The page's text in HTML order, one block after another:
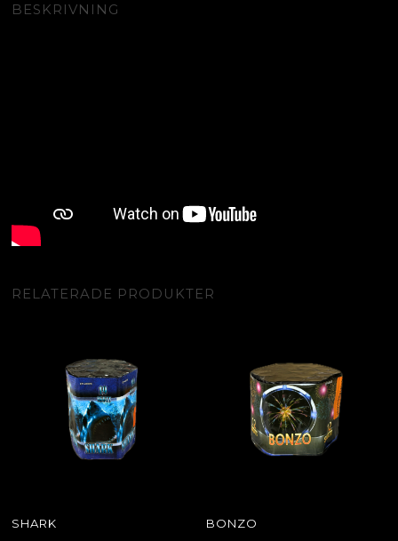
BESKRIVNING
RELATERADE PRODUKTER
SHARK BONZO